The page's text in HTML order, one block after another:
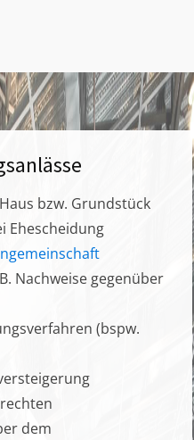
bzw. Grundstück
Ehescheidung
Nachweise gegenüber
(bspw.
dem